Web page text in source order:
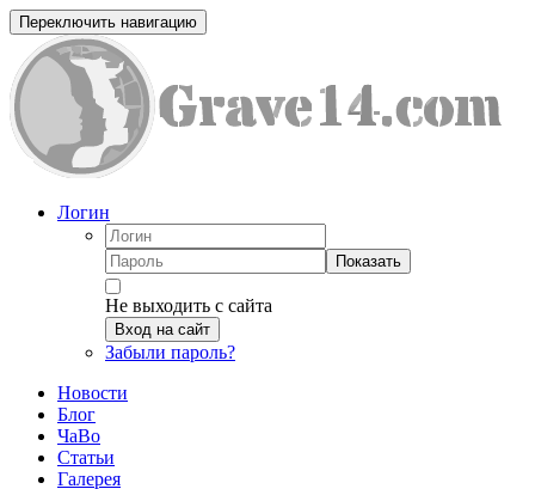
Переключить навигацию
Логин
Показать
Не выходить с сайта
Вход на сайт
Забыли пароль?
Новости
Блог
ЧаВо
Статьи
Галерея